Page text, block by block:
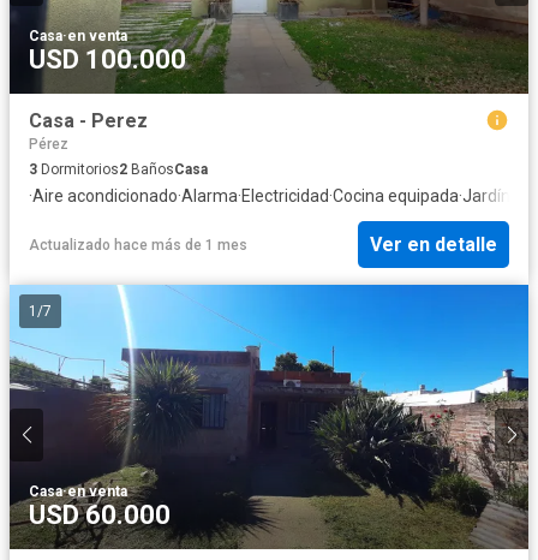
Casa·en venta
USD 100.000
Casa - Perez
Pérez
3 Dormitorios2 BañosCasa
·Aire acondicionado·Alarma·Electricidad·Cocina equipada·Jardín
Actualizado hace más de 1 mes Ver en detalle
1 /7
Casa·en venta
USD 60.000